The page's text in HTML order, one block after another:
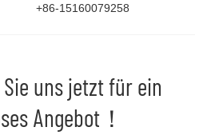
+86-15160079258
uns jetzt für ein
Angebot！